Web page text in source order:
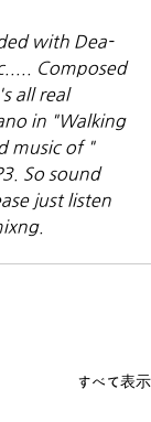
with Dea-
Composed
all real
in "Walking
music of "
So sound
just listen
すべて表示